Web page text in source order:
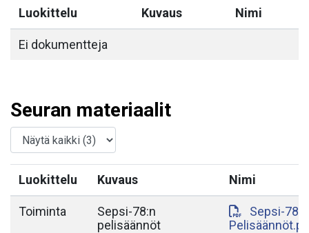
Luokittelu Kuvaus Nimi
Ei dokumentteja
Seuran materiaalit
Luokittelu Kuvaus Nimi
Toiminta
Sepsi-78:n
pelisäännöt
Sepsi-78